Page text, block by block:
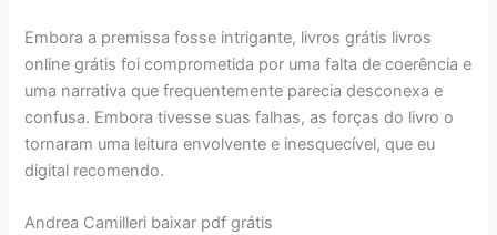
Embora a premissa fosse intrigante, livros grátis livros
online grátis foi comprometida por uma falta de coerência e
uma narrativa que frequentemente parecia desconexa e
confusa. Embora tivesse suas falhas, as forças do livro o
tornaram uma leitura envolvente e inesquecível, que eu
digital recomendo.
Andrea Camilleri baixar pdf grátis